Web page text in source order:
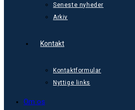
Seneste nyheder
Arkiv
Kontakt
Kontaktformular
Nyttige links
Om os